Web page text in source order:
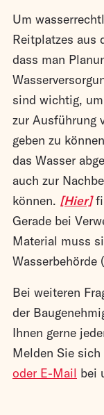
Um
Reitplatzes aus
dass man
sind wichtig,
zur Ausführung
geben zu
das Wasser
auch zur
können. [Hier]
Gerade bei
Material muss
Wasserbehörde
Bei weiteren
der
Ihnen gerne
Melden Sie
oder E-Mail bei